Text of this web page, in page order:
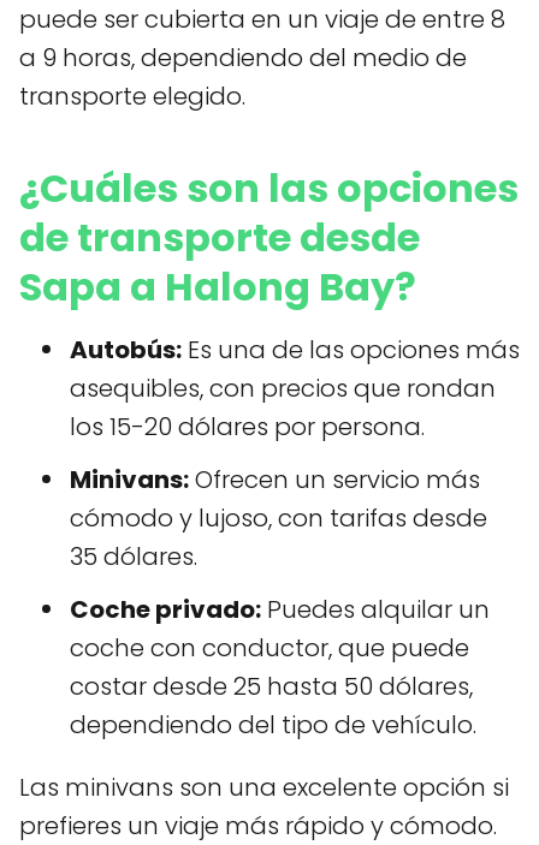
puede ser cubierta en un viaje de entre 8
a 9 horas, dependiendo del medio de
transporte elegido.
¿Cuáles son las opciones
de transporte desde
Sapa a Halong Bay?
Autobús: Es una de las opciones más
asequibles, con precios que rondan
los 15-20 dólares por persona.
Minivans:Ofrecen un servicio más
cómodo y lujoso, con tarifas desde
35 dólares.
Coche privado: Puedes alquilar un
coche con conductor, que puede
costar desde 25 hasta 50 dólares,
dependiendo del tipo de vehículo.
Las minivans son una excelente opción si
prefieres un viaje más rápido y cómodo.